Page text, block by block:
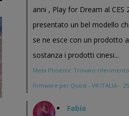
anni , Play for Dream al CES
presentato un bel modello
se ne esce con un prodotto
sostanza i prodotti cinesi...
Meta Phoenix: Trovato
firmware per Quest - VR ITALIA ·
Fabio